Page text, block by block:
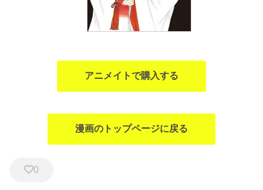
アニメイトで購入する
漫画のトップページに戻る
0